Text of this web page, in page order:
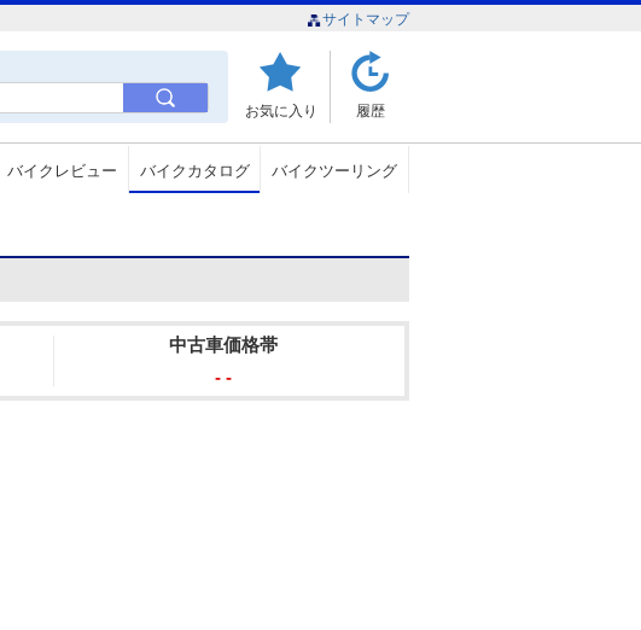
サイトマップ
お気に入り 履歴
バイクレビュー バイクカタログ バイクツーリング
中古車価格帯
- -